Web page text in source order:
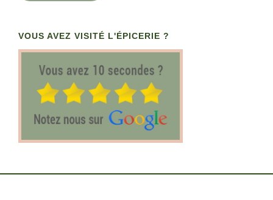
VOUS AVEZ VISITÉ L'ÉPICERIE ?